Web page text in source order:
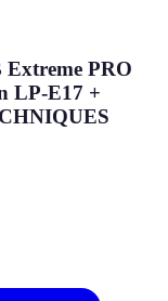
Extreme PRO
LP-E17 +